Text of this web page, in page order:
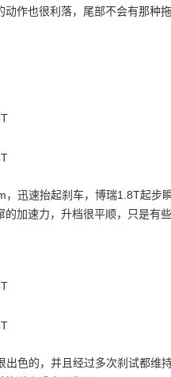
作也很利落，尾部不会有那种
迅速抬起刹车，博瑞1.8T起步
加速力，升档很平顺，只是有
色的，并且经过多次刹试都维